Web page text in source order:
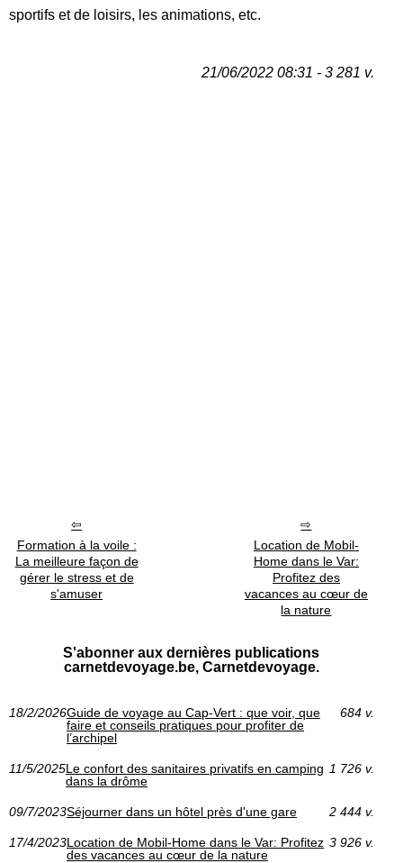
sportifs et de loisirs, les animations, etc.
21/06/2022 08:31 - 3 281 v.
Formation à la voile :
La meilleure façon de
gérer le stress et de
s'amuser
Location de Mobil-
Home dans le Var:
Profitez des
vacances au cœur de
la nature
S'abonner aux dernières publications
carnetdevoyage.be, Carnetdevoyage.
18/2/2026Guide de voyage au Cap‑Vert : que voir, que
faire et conseils pratiques pour profiter de
l’archipel
684 v.
11/5/2025Le confort des sanitaires privatifs en camping
dans la drôme
1 726 v.
09/7/2023Séjourner dans un hôtel près d'une gare 2 444 v.
17/4/2023Location de Mobil-Home dans le Var: Profitez
des vacances au cœur de la nature
3 926 v.